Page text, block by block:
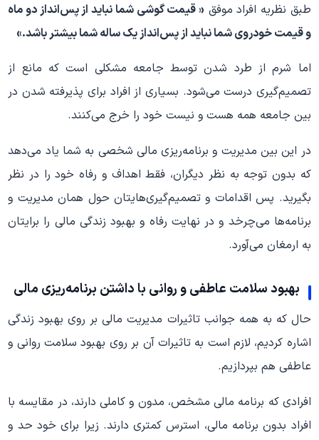
طبق نظریه افراد موفق « قیمت گوشی شما نباید از پس‌انداز دو ماه
و قیمت خودروی شما نباید از پس‌انداز یک ساله شما بیشتر باشد.»
اما شرم از طرد شدن توسط جامعه مشکلی است که مانع از
تصمیم‌گیری درست می‌شود. بسیاری از افراد برای پذیرفته شدن در
بین جامعه همه هست و نیست خود را خرج می‌کنند.
در این بین مدیریت و برنامه‌ریزی مالی شخصی به شما یاد می‌دهد
که بدون توجه به نظر دیگران، فقط اهداف و رفاه خود را در نظر
بگیرید. پس اقدامات و تصمیم‌گیری‌هایتان حول همان مدیریت و
برنامه‌ها می‌چرخد و در نهایت رفاه و بهبود زندگی مالی را برایتان
به ارمغان می‌آورد.
بهبود سلامت عاطفی و روانی با داشتن برنامه‌ریزی مالی
حال که به همه جوانب تاثیرات مدیریت مالی بر روی بهبود زندگی
اشاره کردیم، لازم است به تاثیرات آن بر روی بهبود سلامت روانی و
عاطفی هم بپردازیم.
افرادی که برنامه مالی مشخص، مدون و کاملی دارند، در مقایسه با
افراد بدون برنامه مالی، استرس کمتری دارند. زیرا برای خود حد و